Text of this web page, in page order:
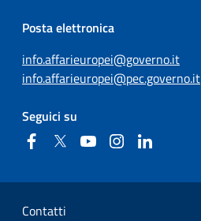
Posta elettronica
info.affarieuropei@governo.it
info.affarieuropei@pec.governo.it
Seguici su
FacebookTwitter YouTubeInstagram
Sezione Link Utili
Contatti